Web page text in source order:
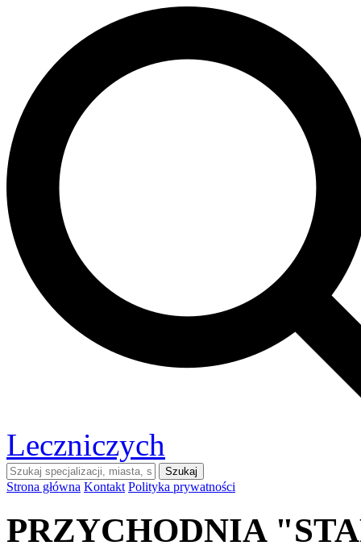
Leczniczych
Szukaj
Strona główna Kontakt Polityka prywatności
PRZYCHODNIA